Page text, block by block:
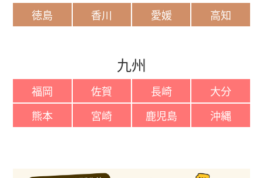
徳島 香川 愛媛 高知
九州
福岡 佐賀 長崎
大分
熊本
宮崎 鹿児島 沖縄